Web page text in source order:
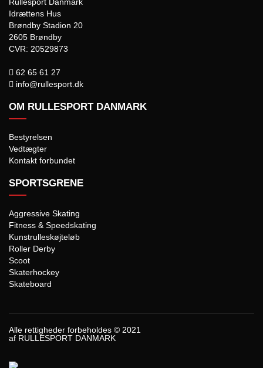
Idrættens Hus
Brøndby Stadion 20
2605 Brøndby
CVR: 20529873
62 65 61 27
info@rullesport.dk
OM RULLESPORT DANMARK
Bestyrelsen
Vedtægter
Kontakt forbundet
SPORTSGRENE
Aggressive Skating
Fitness & Speedskating
Kunstrulleskøjteløb
Roller Derby
Scoot
Skaterhockey
Skateboard
Alle rettigheder forbeholdes © 2021
af RULLESPORT DANMARK